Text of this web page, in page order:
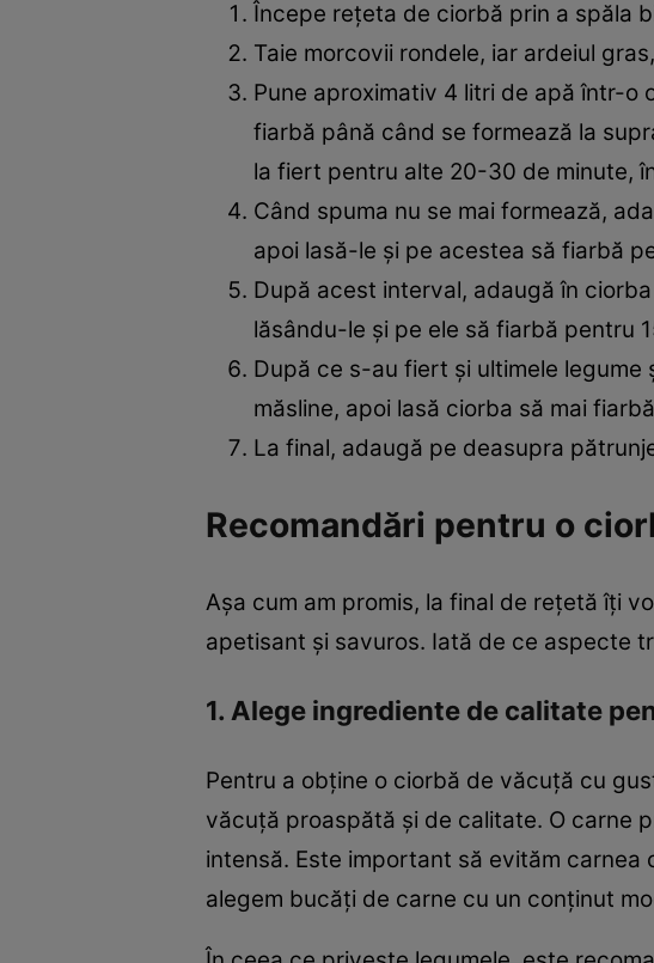
Începe rețeta de ciorbă prin a spăla
Taie morcovii rondele, iar ardeiul
Pune aproximativ 4 litri de apă într-o
fiarbă până când se formează la
la fiert pentru alte 20-30 de minute,
Când spuma nu se mai formează,
apoi lasă-le și pe acestea să fiarbă
După acest interval, adaugă în
lăsându-le și pe ele să fiarbă pentru
După ce s-au fiert și ultimele
măsline, apoi lasă ciorba să mai
La final, adaugă pe deasupra
Recomandări pentru o
Așa cum am promis, la final de rețetă îți
apetisant și savuros. Iată de ce aspecte
1. Alege ingrediente de calitate
Pentru a obține o ciorbă de văcuță cu
văcuță proaspătă și de calitate. O carne
intensă. Este important să evităm carnea
alegem bucăți de carne cu un conținut